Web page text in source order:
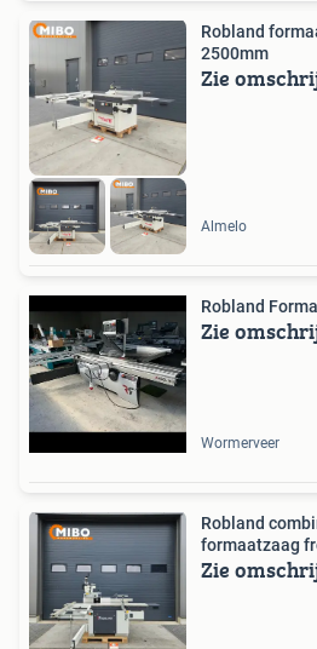
Robland
2500mm
Zie
Almelo
Zie
Wormerveer
Robland
formaatzaag
Zie